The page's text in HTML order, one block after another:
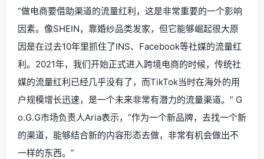
“做电商要借助渠道的流量红利，这是非常重要的一个影响
因素。像SHEIN，靠婚纱品类发家，但它能够崛起很大原
因是在过去10年里抓住了INS、Facebook等社媒的流量红
利。2021年，我们开始正式进入跨境电商的时候，传统社
媒的流量红利已经几乎没有了，而TikTok当时在海外的用
户规模增长迅速，是一个未来非常有潜力的流量渠道。” G
o.G.G市场负责人Aria表示，“作为一个新品牌，去找一个新
的渠道，能够结合新的内容形态去做，非常有机会做出不
一样的东西。”